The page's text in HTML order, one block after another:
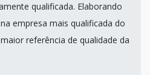
qualificada. Elaborando
empresa mais qualificada do
referência de qualidade da